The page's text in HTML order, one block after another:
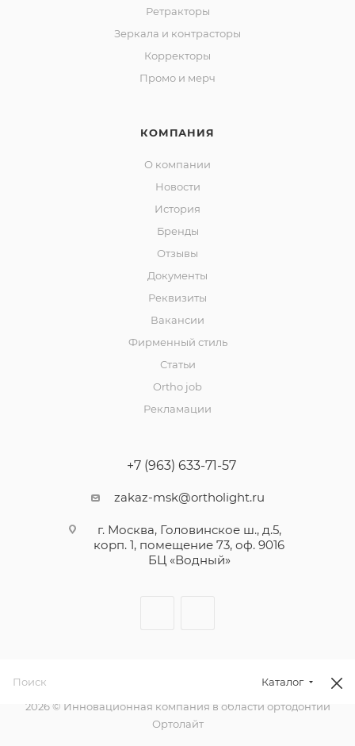
Ретракторы
Зеркала и контраcторы
Корректоры
Промо и мерч
КОМПАНИЯ
О компании
Новости
История
Бренды
Отзывы
Документы
Реквизиты
Вакансии
Фирменный стиль
Статьи
Ortho job
Рекламации
+7 (963) 633-71-57
zakaz-msk@ortholight.ru
г. Москва, Головинское ш., д.5,
корп. 1, помещение 73, оф. 9016
БЦ «Водный»
2026 © Инновационная компания в области ортодонтии
Ортолайт
Каталог